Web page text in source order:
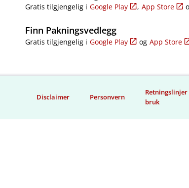
Gratis tilgjengelig i Google Play , App Store
Finn Pakningsvedlegg
Gratis tilgjengelig i Google Play og App Store
Disclaimer Personvern
bruk